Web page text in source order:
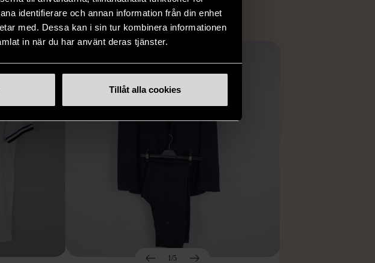
identifierare och annan information från din enhet
med. Dessa kan i sin tur kombinera informationen
in när du har använt deras tjänster.
Tillåt alla cookies
om denna
1/5